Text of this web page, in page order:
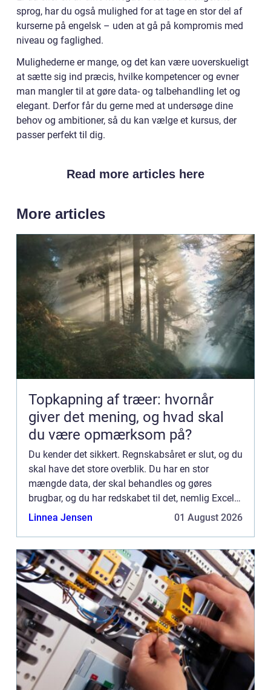
sprog, har du også mulighed for at tage en stor del af
kurserne på engelsk – uden at gå på kompromis med
niveau og faglighed.
Mulighederne er mange, og det kan være uoverskueligt
at sætte sig ind præcis, hvilke kompetencer og evner
man mangler til at gøre data- og talbehandling let og
elegant. Derfor får du gerne med at undersøge dine
behov og ambitioner, så du kan vælge et kursus, der
passer perfekt til dig.
Read more articles here
More articles
Topkapning af træer: hvornår
giver det mening, og hvad skal
du være opmærksom på?
Du kender det sikkert. Regnskabsåret er slut, og du
skal have det store overblik. Du har en stor
mængde data, der skal behandles og gøres
brugbar, og du har redskabet til det, nemlig Excel.
Problemet er, at du sidder fast i teknika...
Linnea Jensen 01 August 2026